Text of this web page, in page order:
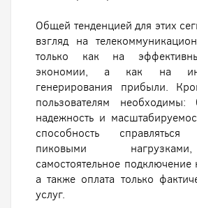
Общей тенденцией для этих
взгляд на
только как на
экономии, а как на
генерирования прибыли.
пользователям необходимы:
надежность и
способность
пиковыми
самостоятельное
а также оплата только
услуг.